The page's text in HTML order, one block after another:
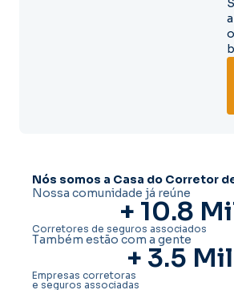
Nós somos a Casa do Corretor
Nossa comunidade já reúne
+ 10.8
Corretores de seguros associados
Também estão com a gente
+ 3.5 Mil
Empresas corretoras
e seguros associadas